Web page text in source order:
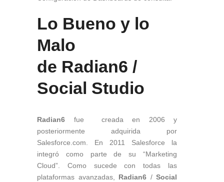
Lo Bueno y lo
Malo
de Radian6 /
Social Studio
Radian6 fue creada en 2006 y
posteriormente adquirida por
Salesforce.com. En 2011 Salesforce la
integró como parte de su “Marketing
Cloud”. Como sucede con todas las
plataformas avanzadas, Radian6 / Social